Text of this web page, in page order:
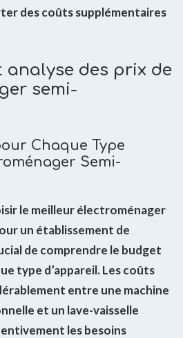
des coûts supplémentaires
des prix de
semi-
Chaque Type
Semi-
le meilleur électroménager
un établissement de
de comprendre le budget
type d’appareil. Les coûts
entre une machine
et un lave-vaisselle
les besoins